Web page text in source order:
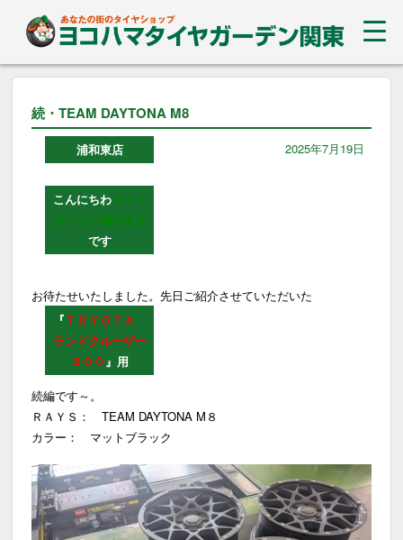
続・TEAM DAYTONA M8
浦和東店 2025年7月19日
こんにちわタイヤ
ガーデン浦和東店
です
お待たせいたしました。先日ご紹介させていただいた
『 ＴＯＹＯＴＡ
ランドクルーザー
３００』用
続編です～。
ＲＡＹＳ： TEAM DAYTONA M８
カラー： マットブラック